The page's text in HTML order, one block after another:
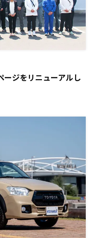
ジをリニューアルし